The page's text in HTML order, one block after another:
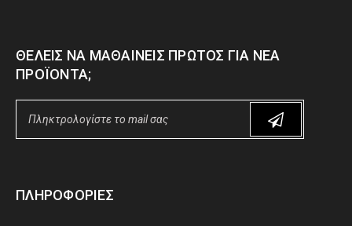
ΘΈΛΕΙΣ ΝΑ ΜΑΘΑΊΝΕΙΣ ΠΡΏΤΟΣ ΓΙΑ ΝΈΑ
ΠΡΟΪΌΝΤΑ;
ΠΛΗΡΟΦΟΡΊΕΣ